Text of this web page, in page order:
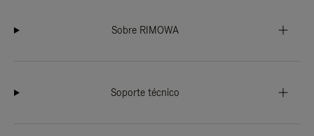
Sobre RIMOWA
Soporte técnico